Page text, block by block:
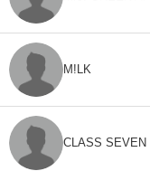
M!LK
CLASS SEVEN